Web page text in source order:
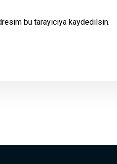
bu tarayıcıya kaydedilsin.